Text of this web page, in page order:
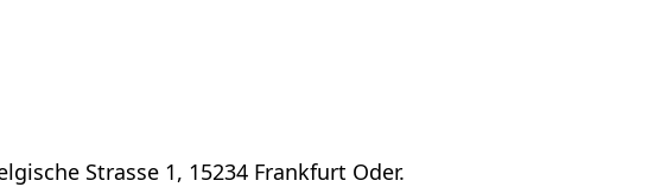
Strasse 1, 15234 Frankfurt Oder.